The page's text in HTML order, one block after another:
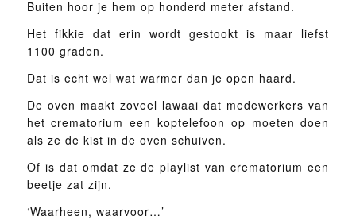
Buiten hoor je hem op honderd meter afstand.
Het fikkie dat erin wordt gestookt is maar liefst
1100 graden.
Dat is echt wel wat warmer dan je open haard.
De oven maakt zoveel lawaai dat medewerkers van
het crematorium een koptelefoon op moeten doen
als ze de kist in de oven schuiven.
Of is dat omdat ze de playlist van crematorium een
beetje zat zijn.
‘Waarheen, waarvoor…’